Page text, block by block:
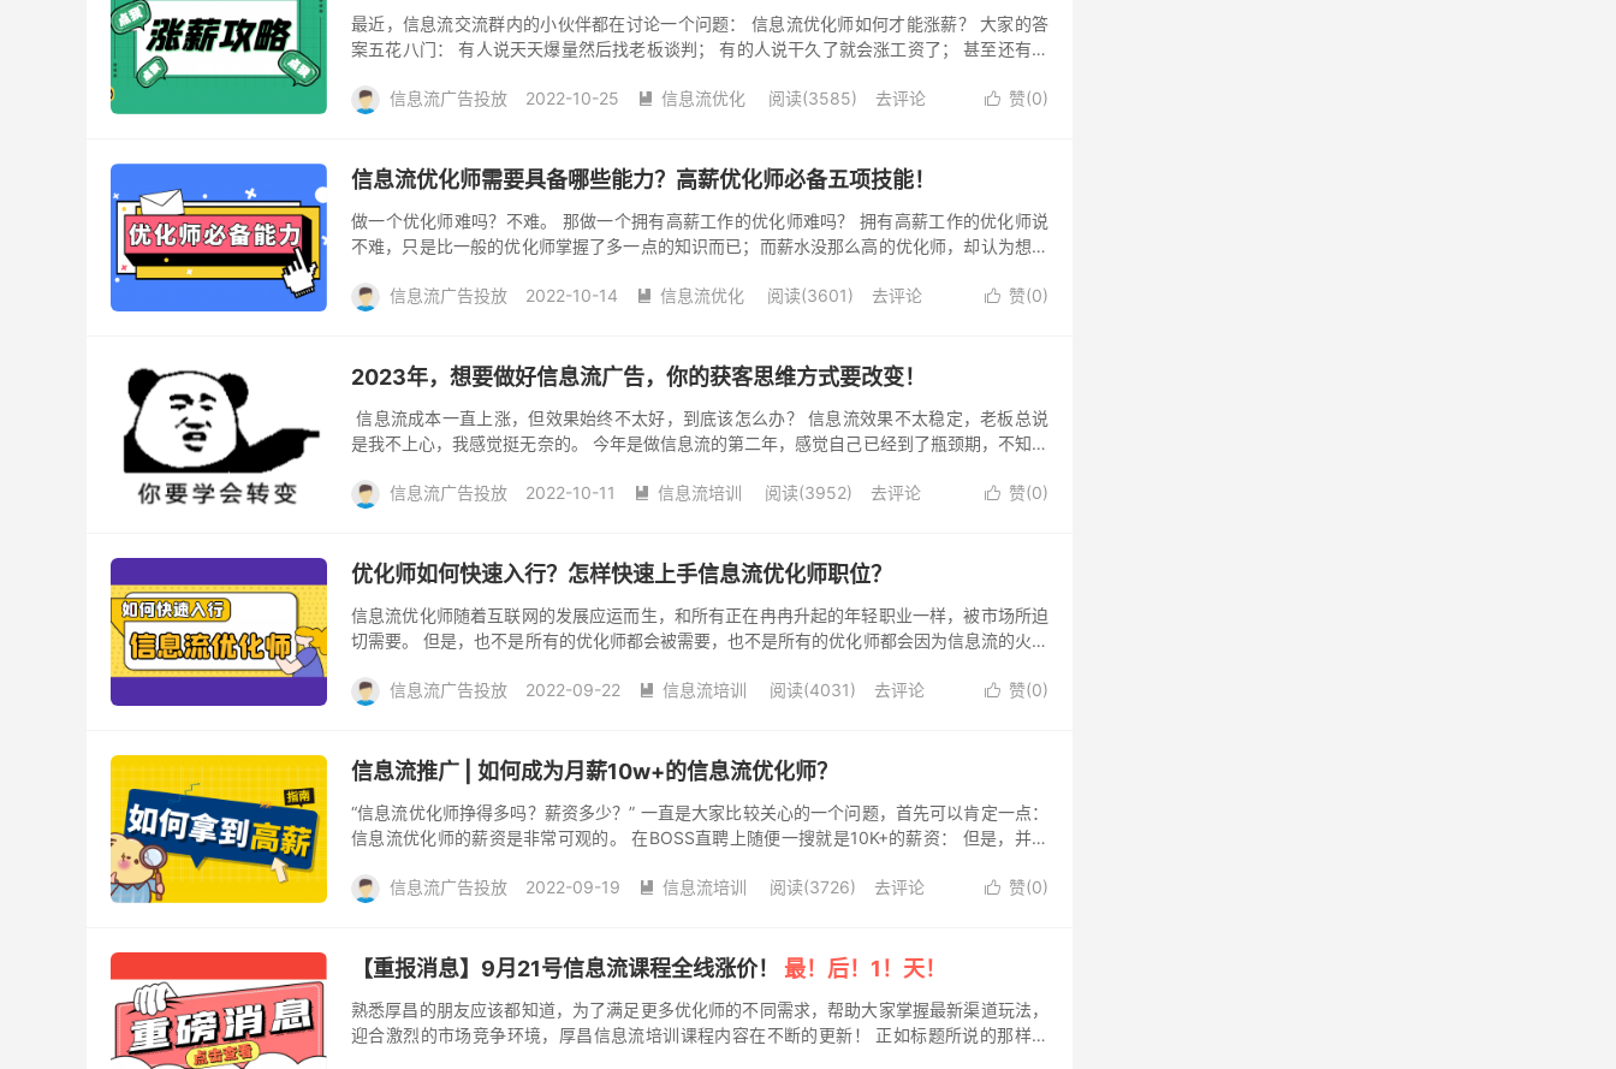
最近，信息流交流群内的小伙伴都在讨论一个问题： 信息流优化师如何才能涨薪？ 大家的答
案五花八门： 有人说天天爆量然后找老板谈判； 有的人说干久了就会涨工资了； 甚至还有人
 赞(0)
信息流广告投放 2022-10-25  信息流优化 阅读(3585) 去评论
信息流优化师需要具备哪些能力？高薪优化师必备五项技能！
做一个优化师难吗？不难。 那做一个拥有高薪工作的优化师难吗？ 拥有高薪工作的优化师说
不难，只是比一般的优化师掌握了多一点的知识而已；而薪水没那么高的优化师，却认为想获
 赞(0)
信息流广告投放 2022-10-14  信息流优化 阅读(3601) 去评论
2023年，想要做好信息流广告，你的获客思维方式要改变！
信息流成本一直上涨，但效果始终不太好，到底该怎么办？ 信息流效果不太稳定，老板总说
是我不上心，我感觉挺无奈的。 今年是做信息流的第二年，感觉自己已经到了瓶颈期，不知道
 赞(0)
信息流广告投放 2022-10-11  信息流培训 阅读(3952) 去评论
优化师如何快速入行？怎样快速上手信息流优化师职位？
信息流优化师随着互联网的发展应运而生，和所有正在冉冉升起的年轻职业一样，被市场所迫
切需要。 但是，也不是所有的优化师都会被需要，也不是所有的优化师都会因为信息流的火爆
 赞(0)
信息流广告投放 2022-09-22  信息流培训 阅读(4031) 去评论
信息流推广 | 如何成为月薪10w+的信息流优化师？
“信息流优化师挣得多吗？薪资多少？” 一直是大家比较关心的一个问题，首先可以肯定一点：
信息流优化师的薪资是非常可观的。 在BOSS直聘上随便一搜就是10K+的薪资： 但是，并不
 赞(0)
信息流广告投放 2022-09-19  信息流培训 阅读(3726) 去评论
【重报消息】9月21号信息流课程全线涨价！ 最！后！1！天！
熟悉厚昌的朋友应该都知道，为了满足更多优化师的不同需求，帮助大家掌握最新渠道玩法，
迎合激烈的市场竞争环境，厚昌信息流培训课程内容在不断的更新！ 正如标题所说的那样：